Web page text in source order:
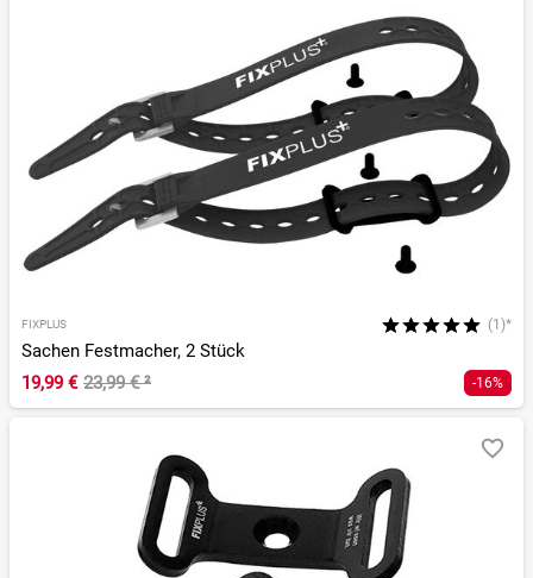
FIXPLUS (1)*
Sachen Festmacher, 2 Stück
19,99 € 23,99 €² -16%